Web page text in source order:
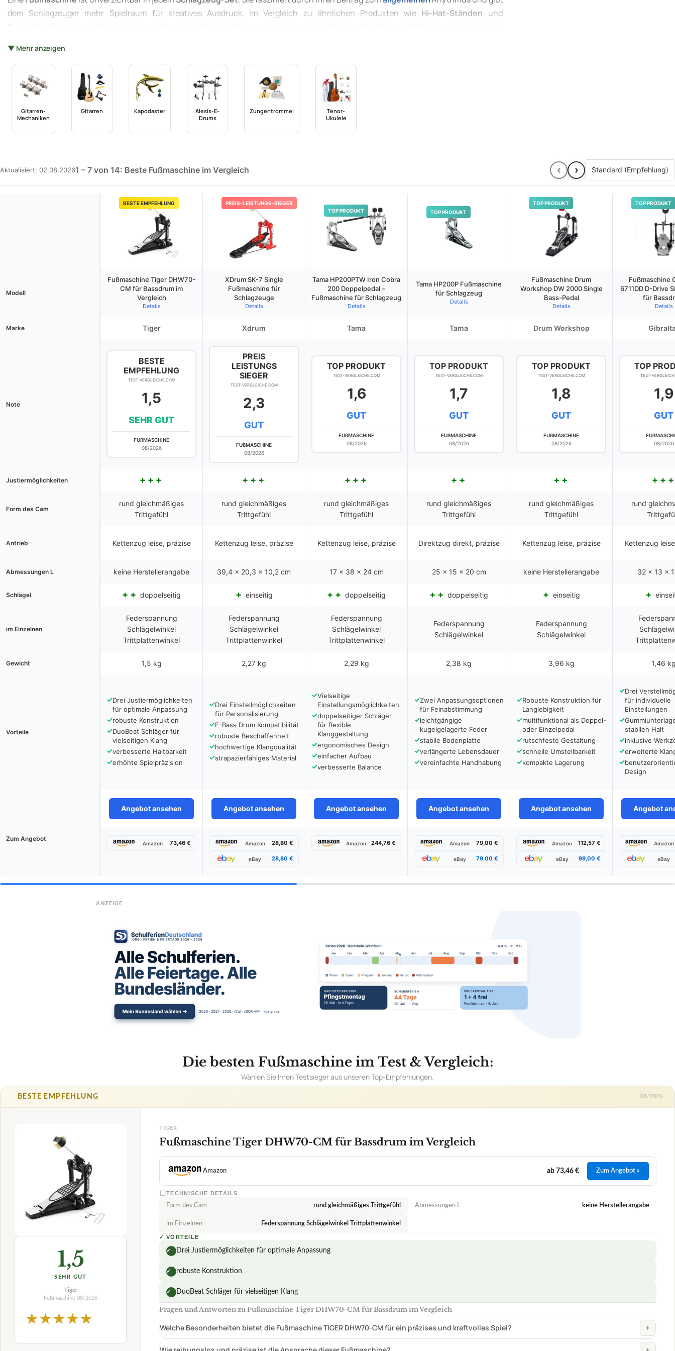
dem Schlagzeuger mehr Spielraum für kreatives Ausdruck. Im Vergleich zu ähnlichen Produkten wie Hi-Hat-Ständen und
mit ihren speziellen Merkmalen und Eigenschaften, ist die Suche nach der idealen Fußmaschine eine Herausforderung. Unser
Vergleichsportal hilft Ihnen dabei, sich in dieser Produktlandschaft zurechtzufinden und die
musikalischen Bedürfnisse zu finden.
▼ Mehr anzeigen
Gitarren-
Mechaniken
Gitarren Kapodaster
Alesis-E-
Drums
Zungentrommel
Tenor-
Ukulele
Aktualisiert: 02.08.20261 – 7 von 14: Beste Fußmaschine im Vergleich ‹ ›
BESTE EMPFEHLUNG
PREIS-LEISTUNGS-SIEGER
TOP PRODUKT
TOP PRODUKT
TOP PRODUKT TOP PRODUKT
Modell
Fußmaschine Tiger DHW70-
CM für Bassdrum im
Vergleich
Details
XDrum SK-7 Single
Fußmaschine für
Schlagzeuge
Details
Tama HP200PTW Iron Cobra
200 Doppelpedal –
Fußmaschine für Schlagzeug
Details
Tama HP200P Fußmaschine
für Schlagzeug
Details
Fußmaschine Drum
Workshop DW 2000 Single
Bass-Pedal
Details
Fußmaschine
6711DD D-Drive
für
Details
Marke Tiger Xdrum Tama Tama Drum Workshop
Note
BESTE
EMPFEHLUNG
TEST-VERGLEICHE.COM
1,5
SEHR GUT
FUßMASCHINE
08/2026
PREIS
LEISTUNGS
SIEGER
TEST-VERGLEICHE.COM
2,3
GUT
FUßMASCHINE
08/2026
TOP PRODUKT
TEST-VERGLEICHE.COM
1,6
GUT
FUßMASCHINE
08/2026
TOP PRODUKT
TEST-VERGLEICHE.COM
1,7
GUT
FUßMASCHINE
08/2026
TOP PRODUKT
TEST-VERGLEICHE.COM
1,8
GUT
FUßMASCHINE
08/2026
TOP
TEST-
1,9
GUT
08/2026
Justiermöglichkeiten
Form des Cam
rund gleichmäßiges
Trittgefühl
rund gleichmäßiges
Trittgefühl
rund gleichmäßiges
Trittgefühl
rund gleichmäßiges
Trittgefühl
rund gleichmäßiges
Trittgefühl
rund
Antrieb Kettenzug leise, präzise Kettenzug leise, präzise Kettenzug leise, präzise Direktzug direkt, präzise Kettenzug leise, präzise Kettenzug
Abmessungen L keine Herstellerangabe 39,4 x 20,3 x 10,2 cm 17 x 38 x 24 cm 25 x 15 x 20 cm keine Herstellerangabe 32 x 13 x
Schlägel doppelseitig einseitig doppelseitig doppelseitig einseitig
im Einzelnen
Federspannung
Schlägelwinkel
Trittplattenwinkel
Federspannung
Schlägelwinkel
Trittplattenwinkel
Federspannung
Schlägelwinkel
Trittplattenwinkel
Federspannung
Schlägelwinkel
Federspannung
Schlägelwinkel
Gewicht 1,5 kg 2,27 kg 2,29 kg 2,38 kg 3,96 kg 1,46
Vorteile
✓Drei Justiermöglichkeiten
für optimale Anpassung
✓robuste Konstruktion
✓DuoBeat Schläger für
vielseitigen Klang
✓verbesserte Haltbarkeit
✓erhöhte Spielpräzision
✓Drei Einstellmöglichkeiten
für Personalisierung
✓E-Bass Drum Kompatibilität
✓robuste Beschaffenheit
✓hochwertige Klangqualität
✓strapazierfähiges Material
✓Vielseitige
Einstellungsmöglichkeiten
✓doppelseitiger Schläger
für flexible
Klanggestaltung
✓ergonomisches Design
✓einfacher Aufbau
✓verbesserte Balance
✓Zwei Anpassungsoptionen
für Feinabstimmung
✓leichtgängige
kugelgelagerte Feder
✓stabile Bodenplatte
✓verlängerte Lebensdauer
✓vereinfachte Handhabung
✓Robuste Konstruktion für
Langlebigkeit
✓multifunktional als Doppel-
oder Einzelpedal
✓rutschfeste Gestaltung
✓schnelle Umstellbarkeit
✓kompakte Lagerung
✓Drei
für individuelle
Einstellungen
✓
stabilen Halt
✓inklusive
✓erweiterte
✓
Design
Angebot ansehen Angebot ansehen Angebot ansehen Angebot ansehen Angebot ansehen Angebot
Zum Angebot
Amazon 73,46 € Amazon 28,80 €
eBay 28,80 €
Amazon 244,76 € Amazon 79,00 €
eBay 79,00 €
Amazon 112,57 €
eBay 99,00 €
Amazon
eBay
ANZEIGE
Die besten Fußmaschine im Test & Vergleich:
Wählen Sie Ihren Testsieger aus unseren Top-Empfehlungen.
1,5
SEHR GUT
Tiger
Fußmaschine 08/2026
★★★★
Fußmaschine Tiger DHW70-CM für Bassdrum im Vergleich
TECHNISCHE DETAILS
rund gleichmäßiges Trittgefühl Abmessungen L
✓ VORTEILE
✓ robuste Konstruktion
✓ DuoBeat Schläger für vielseitigen Klang
Fragen und Antworten zu Fußmaschine Tiger DHW70-CM für Bassdrum im Vergleich
Welche Besonderheiten bietet die Fußmaschine TIGER DHW70-CM für ein präzises und kraftvolles Spiel?
Wie reibungslos und präzise ist die Ansprache dieser Fußmaschine?
Welche Materialien wurden bei der Herstellung der Tiger DHW70-CM Fußmaschine verwendet?
test-vergleiche.com
PREIS-LEISTUNGS-SIEGER